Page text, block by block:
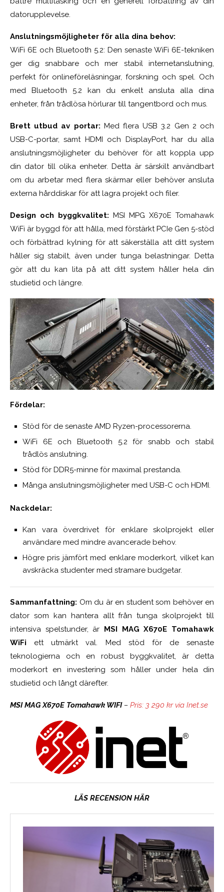
datorupplevelse.
Anslutningsmöjligheter för alla dina behov:
WiFi 6E och Bluetooth 5.2: Den senaste WiFi 6E-tekniken
ger dig snabbare och mer stabil internetanslutning,
perfekt för onlineföreläsningar, forskning och spel. Och
med Bluetooth 5.2 kan du enkelt ansluta alla dina
enheter, från trådlösa hörlurar till tangentbord och mus.
Brett utbud av portar: Med flera USB 3.2 Gen 2 och
USB-C-portar, samt HDMI och DisplayPort, har du alla
anslutningsmöjligheter du behöver för att koppla upp
din dator till olika enheter. Detta är särskilt användbart
om du arbetar med flera skärmar eller behöver ansluta
externa hårddiskar för att lagra projekt och filer.
Design och byggkvalitet: MSI MPG X670E Tomahawk
WiFi är byggd för att hålla, med förstärkt PCIe Gen 5-stöd
och förbättrad kylning för att säkerställa att ditt system
håller sig stabilt, även under tunga belastningar. Detta
gör att du kan lita på att ditt system håller hela din
studietid och längre.
Fördelar:
Stöd för de senaste AMD Ryzen-processorerna.
WiFi 6E och Bluetooth 5.2 för snabb och stabil
trådlös anslutning.
Stöd för DDR5-minne för maximal prestanda.
Många anslutningsmöjligheter med USB-C och HDMI.
Nackdelar:
Kan vara överdrivet för enklare skolprojekt eller
användare med mindre avancerade behov.
Högre pris jämfört med enklare moderkort, vilket kan
avskräcka studenter med stramare budgetar.
Sammanfattning: Om du är en student som behöver en
dator som kan hantera allt från tunga skolprojekt till
intensiva spelstunder, är
MSI MAG X670E Tomahawk
WiFi ett utmärkt val. Med stöd för de senaste
teknologierna och en robust byggkvalitet, är detta
moderkort en investering som håller under hela din
studietid och långt därefter.
MSI MAG X670E Tomahawk WIFI– Pris: 3 290 kr via Inet.se
LÄS RECENSION HÄR